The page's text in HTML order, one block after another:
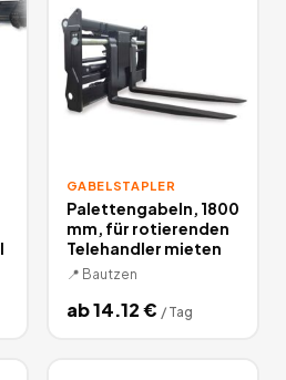
GABELSTAPLER
Palettengabeln, 1800
mm, für rotierenden
Telehandler mieten
📍 Bautzen
ab14.12€ / Tag